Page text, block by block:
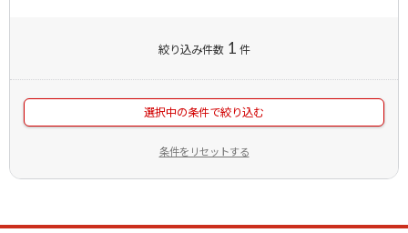
絞り込み件数 1 件
選択中の条件で絞り込む
条件をリセットする